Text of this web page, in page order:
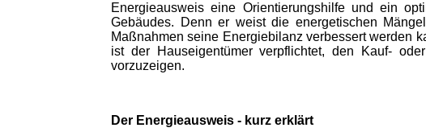
Energieausweis eine Orientierungshilfe und ein
Gebäudes. Denn er weist die energetischen
Maßnahmen seine Energiebilanz verbessert werden
ist der Hauseigentümer verpflichtet, den Kauf-
vorzuzeigen.
Der Energieausweis - kurz erklärt